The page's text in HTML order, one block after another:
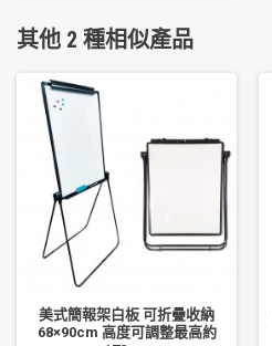
其他 2 種相似產品
美式簡報架白板 可折疊收納
68×90cm 高度可調整最高約